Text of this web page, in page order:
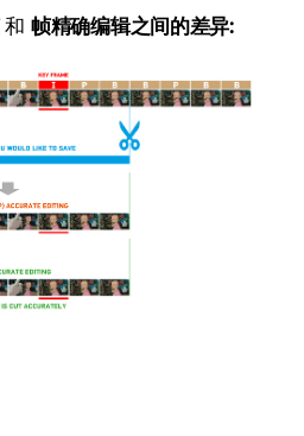
和 帧精确编辑之间的差异: